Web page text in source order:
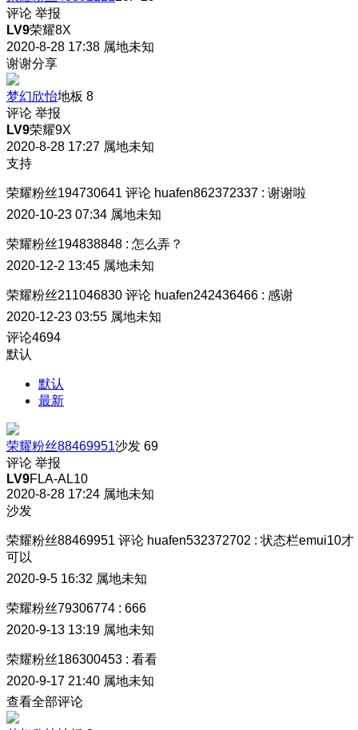
评论 举报
LV9荣耀8X
2020-8-28 17:38 属地未知
谢谢分享
梦幻欣怡地板 8
评论 举报
LV9荣耀9X
2020-8-28 17:27 属地未知
支持
荣耀粉丝194730641 评论 huafen862372337 : 谢谢啦
2020-10-23 07:34 属地未知
荣耀粉丝194838848 : 怎么弄？
2020-12-2 13:45 属地未知
荣耀粉丝211046830 评论 huafen242436466 : 感谢
2020-12-23 03:55 属地未知
评论4694
默认
默认
最新
荣耀粉丝88469951沙发 69
评论 举报
LV9FLA-AL10
2020-8-28 17:24 属地未知
沙发
荣耀粉丝88469951 评论 huafen532372702 : 状态栏emui10才
可以
2020-9-5 16:32 属地未知
荣耀粉丝79306774 : 666
2020-9-13 13:19 属地未知
荣耀粉丝186300453 : 看看
2020-9-17 21:40 属地未知
查看全部评论